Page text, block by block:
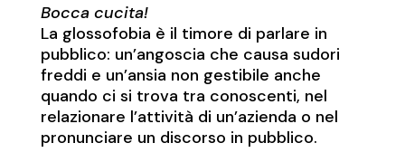
Bocca cucita!
La glossofobia è il timore di parlare in
pubblico: un’angoscia che causa sudori
freddi e un’ansia non gestibile anche
quando ci si trova tra conoscenti, nel
relazionare l’attività di un’azienda o nel
pronunciare un discorso in pubblico.